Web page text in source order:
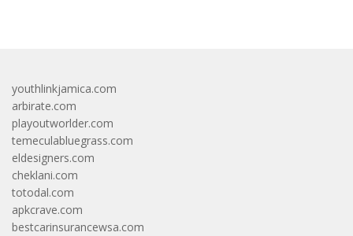
youthlinkjamica.com
arbirate.com
playoutworlder.com
temeculabluegrass.com
eldesigners.com
cheklani.com
totodal.com
apkcrave.com
bestcarinsurancewsa.com